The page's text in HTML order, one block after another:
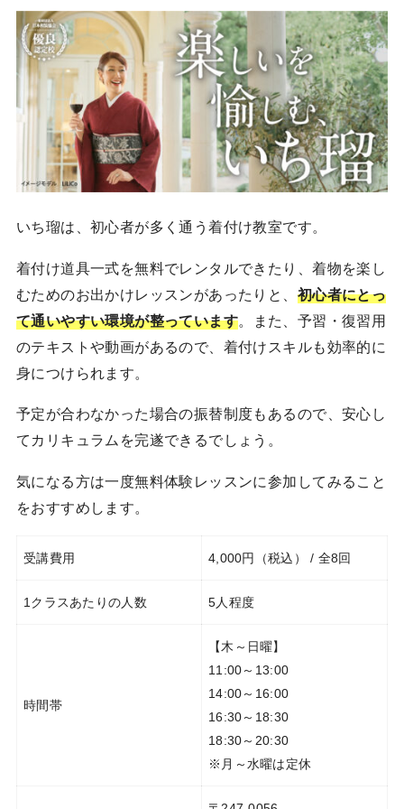
いち瑠は、初心者が多く通う着付け教室です。
着付け道具一式を無料でレンタルできたり、着物を楽し
むためのお出かけレッスンがあったりと、 初心者にとっ
て通いやすい環境が整っています。また、予習・復習用
のテキストや動画があるので、着付けスキルも効率的に
身につけられます。
予定が合わなかった場合の振替制度もあるので、安心し
てカリキュラムを完遂できるでしょう。
気になる方は一度無料体験レッスンに参加してみること
をおすすめします。
受講費用 4,000円（税込） / 全8回
1クラスあたりの人数 5人程度
時間帯
【木～日曜】
11:00～13:00
14:00～16:00
16:30～18:30
18:30～20:30
※月～水曜は定休